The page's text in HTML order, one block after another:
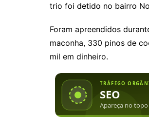
trio foi detido no bairro
Foram apreendidos
maconha, 330 pinos de
mil em dinheiro.